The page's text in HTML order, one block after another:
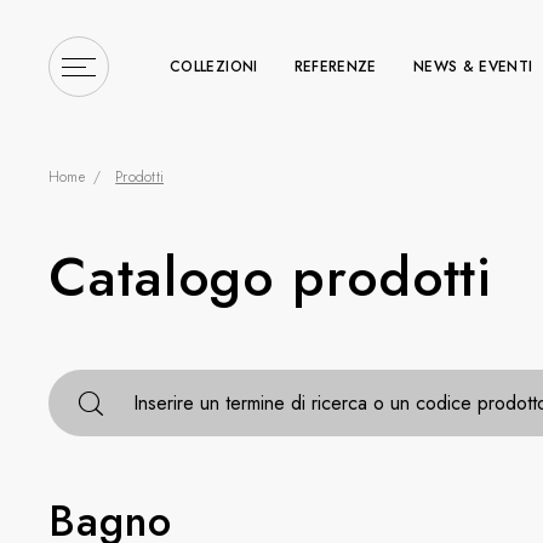
COLLEZIONI REFERENZE NEWS & EVENTI
Inserire un termine di
Home Prodotti
Catalogo prodotti
Inserire un termine di ricerca o un codice
Bagno